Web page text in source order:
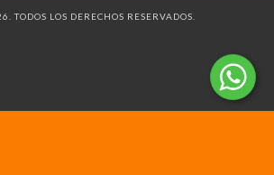
LOS DERECHOS RESERVADOS.